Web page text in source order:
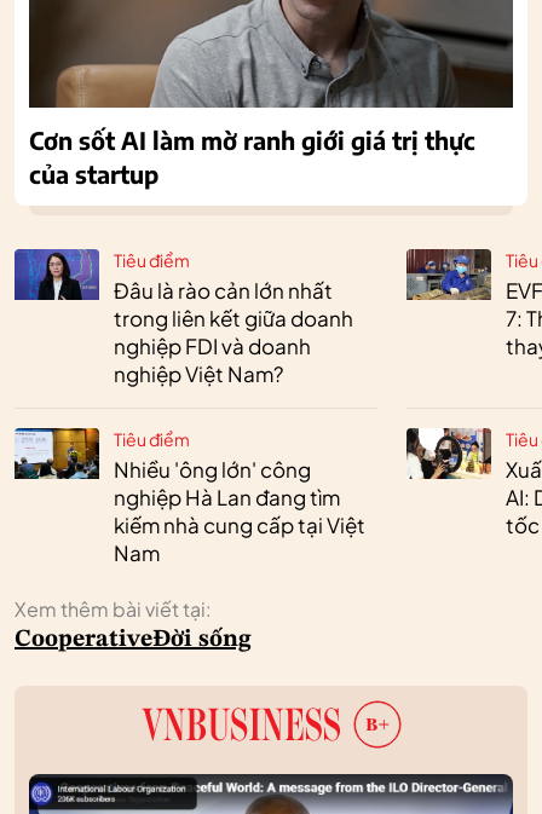
Tiêu điểm
Đâu là rào cản lớn nhất
trong liên kết giữa doanh
nghiệp FDI và doanh
nghiệp Việt Nam?
Tiêu điểm
Nhiều 'ông lớn' công
nghiệp Hà Lan đang tìm
kiếm nhà cung cấp tại Việt
Nam
7:
AI:
tốc
Xem thêm bài viết tại:
CooperativeĐời sống
Cơn sốt AI làm mờ ranh giới giá trị thực
của startup